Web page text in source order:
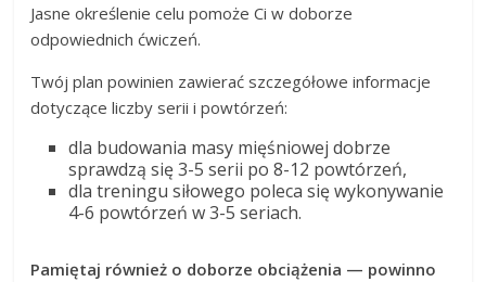
Jasne określenie celu pomoże Ci w doborze
odpowiednich ćwiczeń.
Twój plan powinien zawierać szczegółowe informacje
dotyczące liczby serii i powtórzeń:
dla budowania masy mięśniowej dobrze
sprawdzą się 3-5 serii po 8-12 powtórzeń,
dla treningu siłowego poleca się wykonywanie
4-6 powtórzeń w 3-5 seriach.
Pamiętaj również o doborze obciążenia — powinno